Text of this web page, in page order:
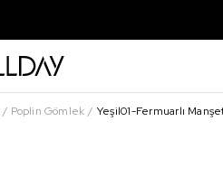
Poplin Gömlek Yeşil01-Fermuarlı